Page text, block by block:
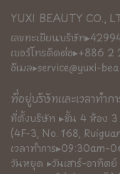
YUXI BEAUTY CO.,
เลขทะเบียนบริษัท
เบอร์โทรติดต่อ▸+886
อีเมล▸service@yuxi-
ที่อยู่บริษัทและเวลาทำก
ที่ตั้งบริษัท ▸ชั้น 4 ห้อง 3
(4F-3, No. 168,
เวลาทำการ
วันหยุด ▸วันเสาร์–อาทิ